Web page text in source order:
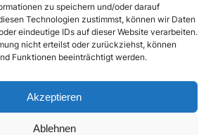
zu speichern und/oder darauf
Technologien zustimmst, können wir Daten
eindeutige IDs auf dieser Website verarbeiten.
nicht erteilst oder zurückziehst, können
Funktionen beeinträchtigt werden.
Akzeptieren
Ablehnen